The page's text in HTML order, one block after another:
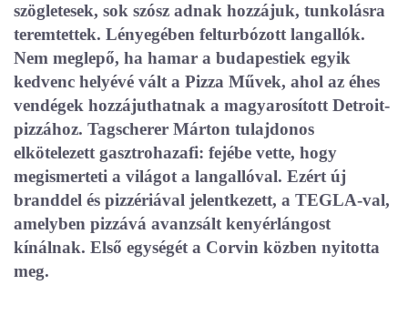
szögletesek, sok szósz adnak hozzájuk, tunkolásra
teremtettek. Lényegében felturbózott langallók.
Nem meglepő, ha hamar a budapestiek egyik
kedvenc helyévé vált a Pizza Művek, ahol az éhes
vendégek hozzájuthatnak a magyarosított Detroit-
pizzához. Tagscherer Márton tulajdonos
elkötelezett gasztrohazafi: fejébe vette, hogy
megismerteti a világot a langallóval. Ezért új
branddel és pizzériával jelentkezett, a TEGLA-val,
amelyben pizzává avanzsált kenyérlángost
kínálnak. Első egységét a Corvin közben nyitotta
meg.